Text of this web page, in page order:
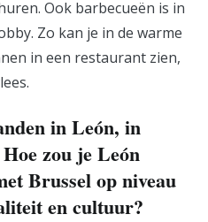
Ook barbecueën is in
Zo kan je in de warme
in een restaurant zien,
in León, in
zou je León
Brussel op niveau
en cultuur?